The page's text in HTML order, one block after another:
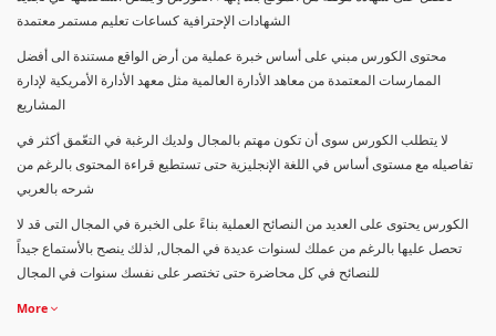
الشهادات الإحترافية كساعات تعليم مستمر معتمدة
محتوى الكورس مبني على أساس خبرة عملية من أرض الواقع مستندة الى أفضل
الممارسات المعتمدة من معاهد الأدارة العالمية مثل معهد الأدارة الأمريكية لإدارة
المشاريع
لا يتطلب الكورس سوى أن تكون مهتم بالمجال ولديك الرغبة في التعّمق أكثر في
تفاصيله مع مستوى أساس في اللغة الإنجليزية حتى تستطيع قراءة المحتوى بالرغم من
شرحه بالعربي
الكورس يحتوى على العديد من النصائح العملية بناءً على الخبرة في المجال التى قد لا
تحصل عليها بالرغم من عملك لسنوات عديدة في المجال, لذلك ينصح بالأستماع جيداً
للنصائح في كل محاضرة حتى تختصر على نفسك سنوات في المجال
More